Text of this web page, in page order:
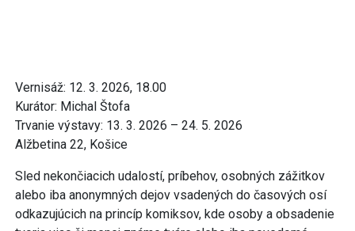
Vernisáž: 12. 3. 2026, 18.00
Kurátor: Michal Štofa
Trvanie výstavy: 13. 3. 2026 – 24. 5. 2026
Alžbetina 22, Košice
Sled nekončiacich udalostí, príbehov, osobných zážitkov
alebo iba anonymných dejov vsadených do časových osí
odkazujúcich na princíp komiksov, kde osoby a obsadenie